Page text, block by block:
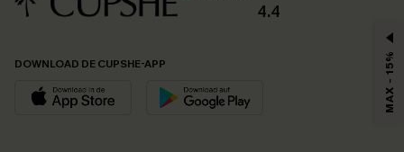
4.4
DOWNLOAD DE CUPSHE-APP MAX - 15%